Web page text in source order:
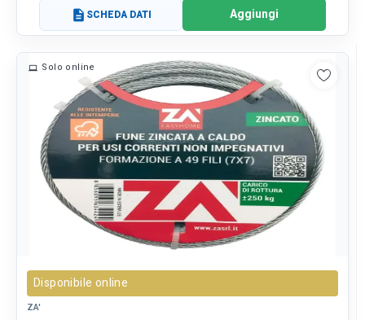
description SCHEDA DATI Aggiungi
Solo online
Disponibile online
ZA'